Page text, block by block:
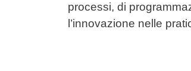
processi, di
l’innovazione nelle